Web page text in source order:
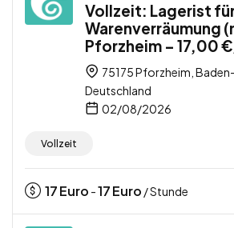
Vollzeit: Lagerist
Warenverräumung
Pforzheim – 17,00
75175 Pforzheim,
Deutschland
02/08/2026
Vollzeit
17Euro -17Euro / Stunde